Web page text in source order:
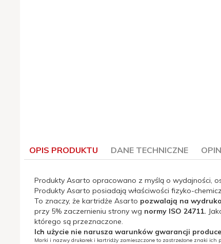
OPIS PRODUKTU DANE TECHNICZNE
Produkty Asarto opracowano z myślą o wydajności,
Produkty Asarto posiadają właściwości fizyko-
To znaczy, że kartridże Asarto pozwalają na
przy 5% zaczernieniu strony wg normy ISO 24711.
którego są przeznaczone.
Ich użycie nie narusza warunków gwarancji
Marki i nazwy drukarek i kartridży zamieszczone to zastrzeżone znaki ich
Deklaracja CE: